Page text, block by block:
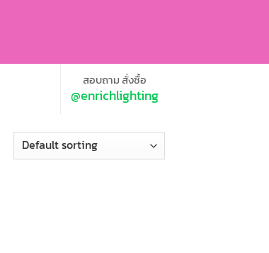
สอบถาม สั่งซื้อ
@enrichlighting